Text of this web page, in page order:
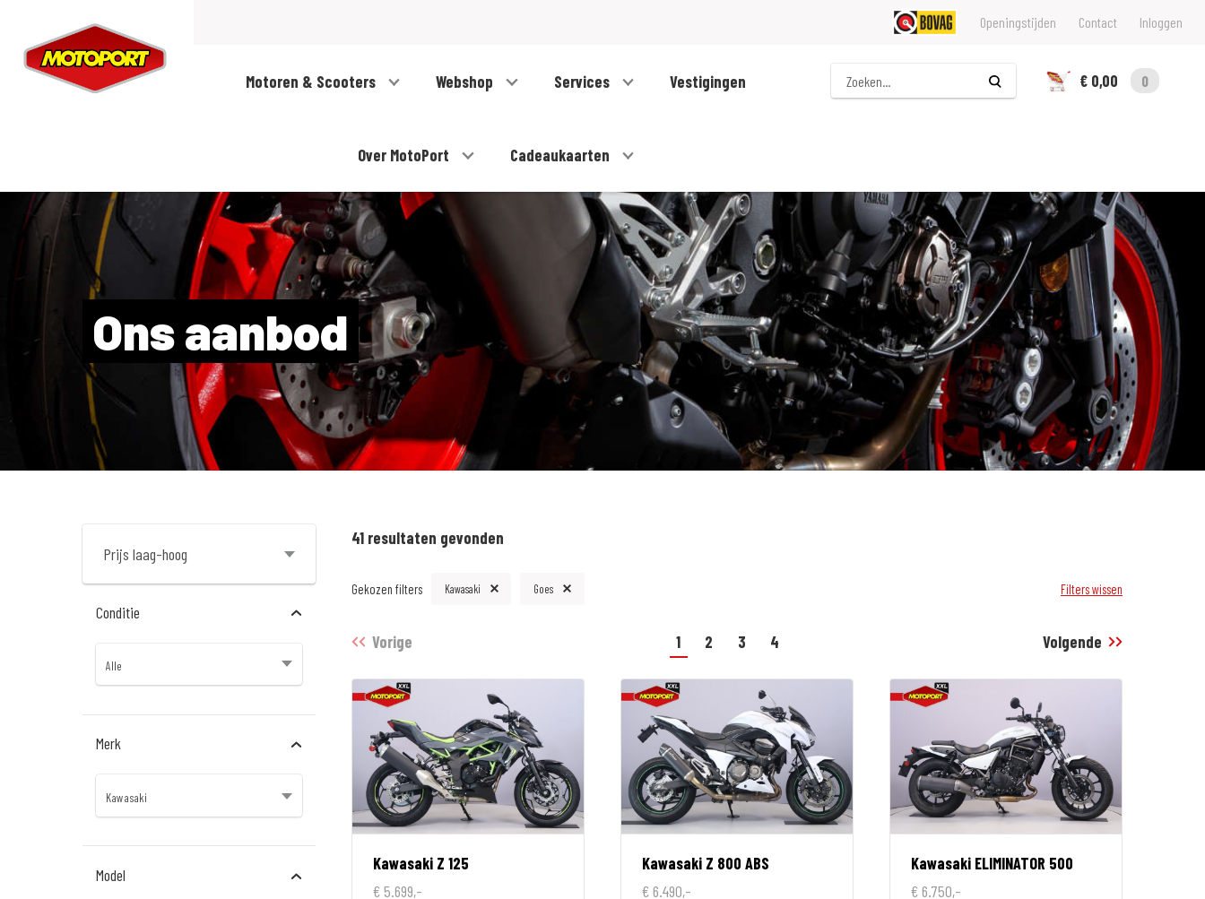
Openingstijden Contact Inloggen
Motoren & Scooters Webshop Services Vestigingen
Over MotoPort Cadeaukaarten
Zoeken
€ 0,00
0
Ons aanbod
Conditie
Merk
Model
41 resultaten gevonden
Gekozen filters Kawasaki Goes Filters wissen
Vorige 1 2 3 4 Volgende
Kawasaki Z 125
€ 5.699,-
Kawasaki Z 800 ABS
€ 6.490,-
Kawasaki ELIMINATOR 500
€ 6.750,-